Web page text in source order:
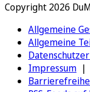
Copyright 2026
Allgemeine
Allgemeine
Impressum